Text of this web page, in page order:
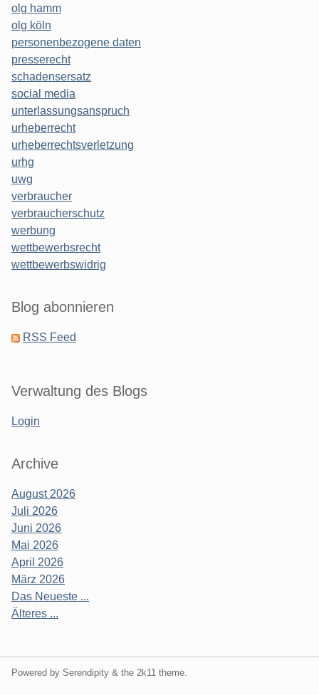
olg hamm
olg köln
personenbezogene daten
presserecht
schadensersatz
social media
unterlassungsanspruch
urheberrecht
urheberrechtsverletzung
urhg
uwg
verbraucher
verbraucherschutz
werbung
wettbewerbsrecht
wettbewerbswidrig
Blog abonnieren
RSS Feed
Verwaltung des Blogs
Login
Archive
August 2026
Juli 2026
Juni 2026
Mai 2026
April 2026
März 2026
Das Neueste ...
Älteres ...
Powered by Serendipity & the 2k11 theme.